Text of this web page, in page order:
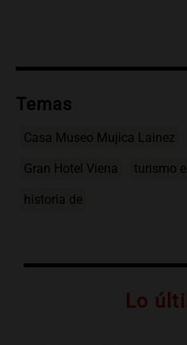
Temas
Casa Museo Mujica Lainez
Gran Hotel Viena turismo
historia de
Lo